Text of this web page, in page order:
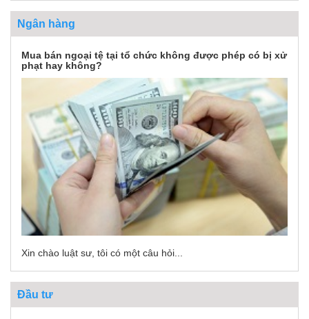
Ngân hàng
Mua bán ngoại tệ tại tổ chức không được phép có bị xử
phạt hay không?
Xin chào luật sư, tôi có một câu hỏi...
Đầu tư